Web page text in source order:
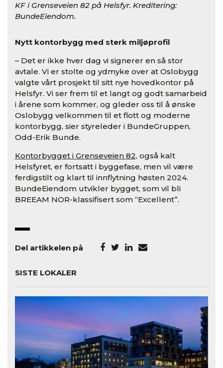
KF i Grenseveien 82 på Helsfyr. Kreditering:
BundeEiendom.
Nytt kontorbygg med sterk miljøprofil
– Det er ikke hver dag vi signerer en så stor
avtale. Vi er stolte og ydmyke over at Oslobygg
valgte vårt prosjekt til sitt nye hovedkontor på
Helsfyr. Vi ser frem til et langt og godt samarbeid
i årene som kommer, og gleder oss til å ønske
Oslobygg velkommen til et flott og moderne
kontorbygg, sier styreleder i BundeGruppen,
Odd-Erik Bunde.
Kontorbygget i Grenseveien 82, også kalt
Helsfyret, er fortsatt i byggefase, men vil være
ferdigstilt og klart til innflytning høsten 2024.
BundeEiendom utvikler bygget, som vil bli
BREEAM NOR-klassifisert som “Excellent”.
Del artikkelen på
SISTE LOKALER